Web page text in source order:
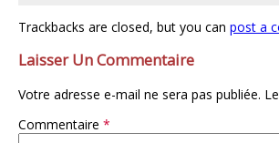
Trackbacks are closed, but you can post a
Laisser Un Commentaire
Votre adresse e-mail ne sera pas publiée.
Commentaire *